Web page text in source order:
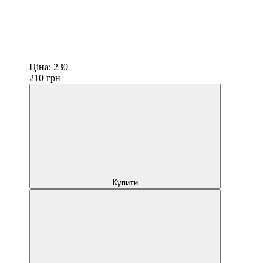
Ціна: 230
210 грн
Купити